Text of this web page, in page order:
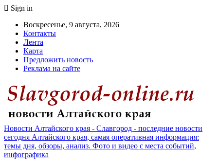
Sign in
Воскресенье, 9 августа, 2026
Контакты
Лента
Карта
Предложить новость
Реклама на сайте
Новости Алтайского края - Славгород - последние новости
сегодня Алтайского края, самая оперативная информация:
темы дня, обзоры, анализ. Фото и видео с места событий,
инфографика